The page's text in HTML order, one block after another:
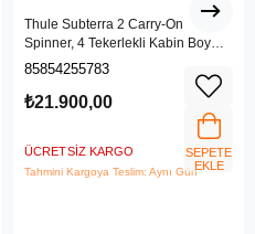
Thule Subterra 2 Carry-On
Spinner, 4 Tekerlekli Kabin Boy
Valiz 35L, Vetiver Gray
85854255783
₺21.900,00
ÜCRETSIZ KARGO
Tahmini Kargoya Teslim: Aynı Gün
SEPETE
EKLE